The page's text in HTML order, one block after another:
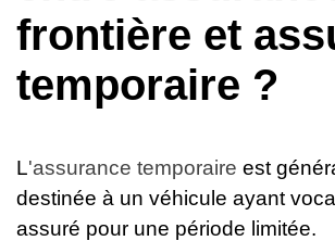
frontière et
temporaire ?
L'assurance temporaire est
destinée à un véhicule ayant
assuré pour une période limitée.